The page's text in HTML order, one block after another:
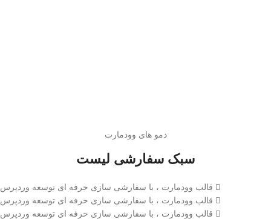
دمو های وودمارت
سبک سفارشی لیست
قالب وودمارت ، با سفارشی سازی حرفه ای توسعه وردپرس
قالب وودمارت ، با سفارشی سازی حرفه ای توسعه وردپرس
قالب وودمارت ، با سفارشی سازی حرفه ای توسعه وردپرس